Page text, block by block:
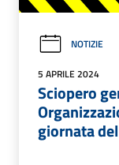
NOTIZIE
5 APRILE 2024
Sciopero
giornata